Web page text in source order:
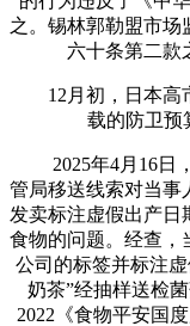
之。锡林郭勒盟市场
六十条第二款
12月初，日本高
载的防卫预
2025年4月16日，
管局移送线索对当事
发卖标注虚假出产日
食物的问题。经查，
公司的标签并标注
奶茶”经抽样送检
2022《食物平安国